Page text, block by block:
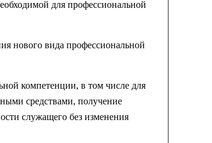
для профессиональной
нового вида профессиональной
компетенции, в том числе для
средствами, получение
служащего без изменения